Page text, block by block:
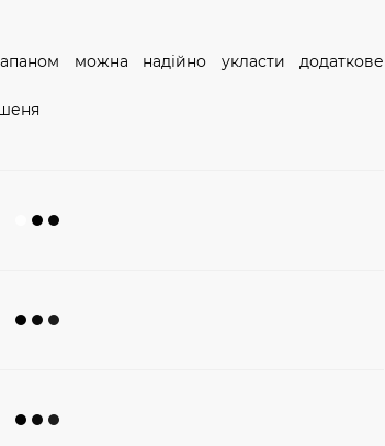
можна надійно укласти додаткове